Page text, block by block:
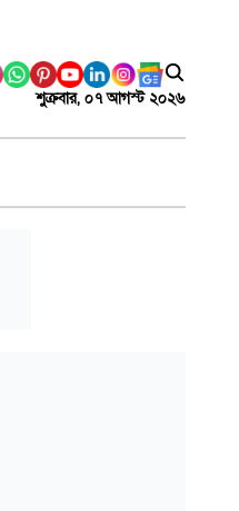
শুক্রবার, ০৭ আগস্ট ২০২৬